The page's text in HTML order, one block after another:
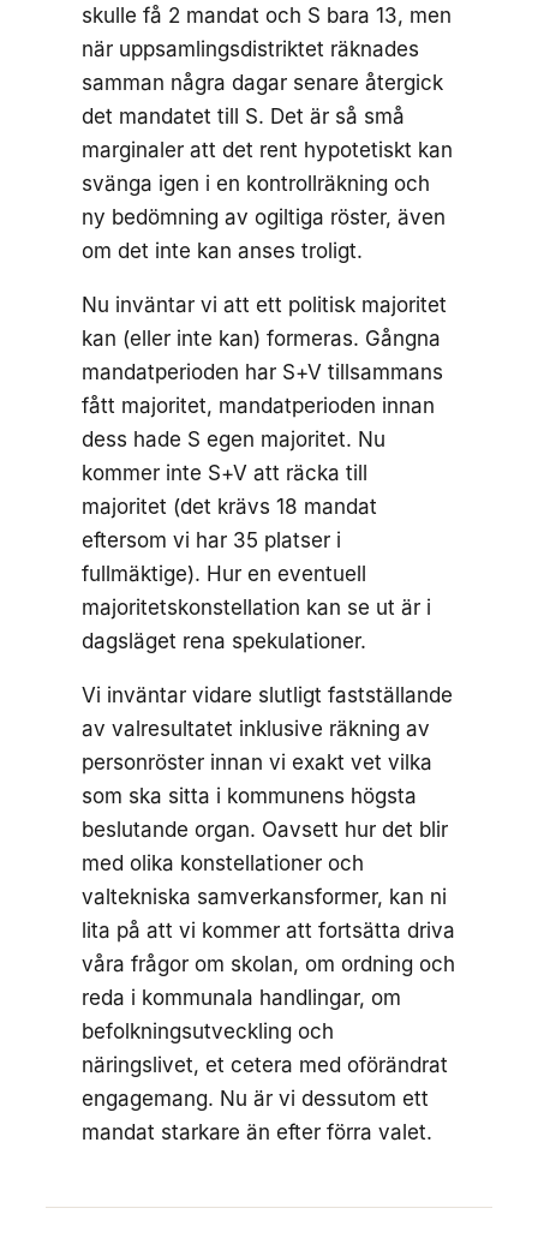
skulle få 2 mandat och S bara 13, men
när uppsamlingsdistriktet räknades
samman några dagar senare återgick
det mandatet till S. Det är så små
marginaler att det rent hypotetiskt kan
svänga igen i en kontrollräkning och
ny bedömning av ogiltiga röster, även
om det inte kan anses troligt.
Nu inväntar vi att ett politisk majoritet
kan (eller inte kan) formeras. Gångna
mandatperioden har S+V tillsammans
fått majoritet, mandatperioden innan
dess hade S egen majoritet. Nu
kommer inte S+V att räcka till
majoritet (det krävs 18 mandat
eftersom vi har 35 platser i
fullmäktige). Hur en eventuell
majoritetskonstellation kan se ut är i
dagsläget rena spekulationer.
Vi inväntar vidare slutligt fastställande
av valresultatet inklusive räkning av
personröster innan vi exakt vet vilka
som ska sitta i kommunens högsta
beslutande organ. Oavsett hur det blir
med olika konstellationer och
valtekniska samverkansformer, kan ni
lita på att vi kommer att fortsätta driva
våra frågor om skolan, om ordning och
reda i kommunala handlingar, om
befolkningsutveckling och
näringslivet, et cetera med oförändrat
engagemang. Nu är vi dessutom ett
mandat starkare än efter förra valet.